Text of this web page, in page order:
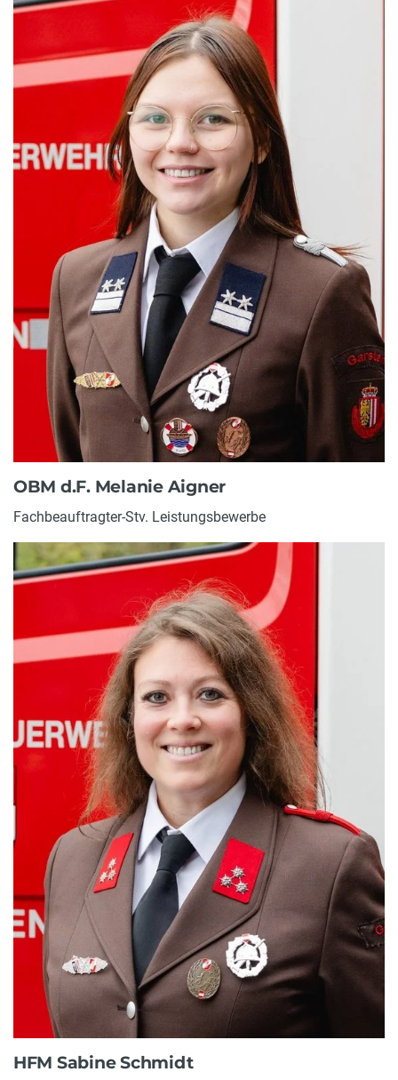
OBM d.F. Melanie Aigner
Fachbeauftragter-Stv. Leistungsbewerbe
HFM Sabine Schmidt